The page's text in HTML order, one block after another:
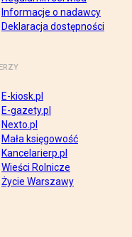
Informacje o nadawcy
Deklaracja dostępności
E-kiosk.pl
E-gazety.pl
Nexto.pl
Mała księgowość
Kancelarierp.pl
Wieści Rolnicze
Życie Warszawy